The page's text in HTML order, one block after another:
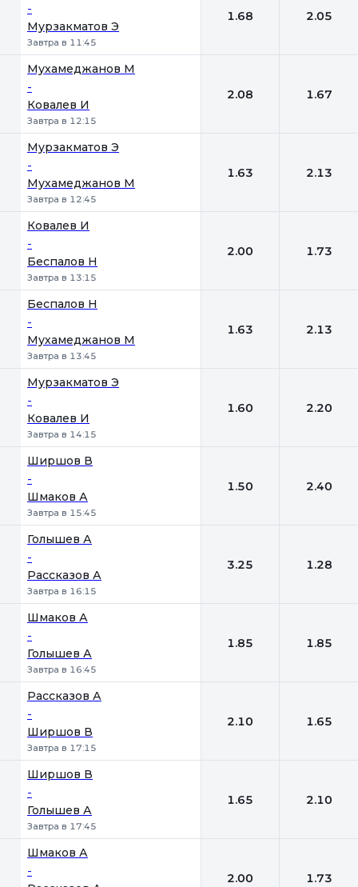
-
Мурзакматов Э
Завтра в 11:45
1.68 2.05
Мухамеджанов М
-
Ковалев И
Завтра в 12:15
2.08 1.67
Мурзакматов Э
-
Мухамеджанов М
Завтра в 12:45
1.63 2.13
Ковалев И
-
Беспалов Н
Завтра в 13:15
2.00 1.73
Беспалов Н
-
Мухамеджанов М
Завтра в 13:45
1.63 2.13
Мурзакматов Э
-
Ковалев И
Завтра в 14:15
1.60 2.20
Ширшов В
-
Шмаков А
Завтра в 15:45
1.50 2.40
Голышев А
-
Рассказов А
Завтра в 16:15
3.25 1.28
Шмаков А
-
Голышев А
Завтра в 16:45
1.85 1.85
Рассказов А
-
Ширшов В
Завтра в 17:15
2.10 1.65
Ширшов В
-
Голышев А
Завтра в 17:45
1.65 2.10
Шмаков А
- 2.00 1.73